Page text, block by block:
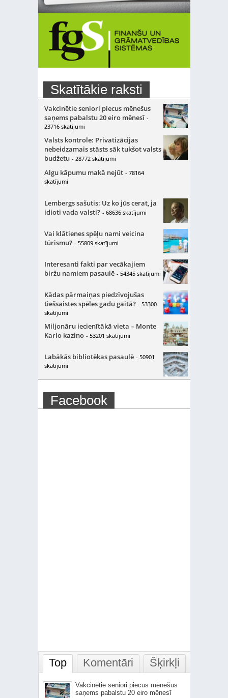
Skatītākie raksti
Vakcinētie seniori piecus mēnešus
saņems pabalstu 20 eiro mēnesī -
23716 skatījumi
Valsts kontrole: Privatizācijas
nebeidzamais stāsts sāk tukšot valsts
budžetu - 28772 skatījumi
Algu kāpumu makā nejūt - 78164
skatījumi
Lembergs sašutis: Uz ko jūs cerat, ja
idioti vada valsti? - 68636 skatījumi
Vai klātienes spēļu nami veicina
tūrismu? - 55809 skatījumi
Interesanti fakti par vecākajiem
biržu namiem pasaulē - 54345 skatījumi
Kādas pārmaiņas piedzīvojušas
tiešsaistes spēles gadu gaitā? - 53300
skatījumi
Miljonāru iecienītākā vieta – Monte
Karlo kazino - 53201 skatījumi
Labākās bibliotēkas pasaulē - 50901
skatījumi
Facebook
Top Komentāri Šķirkļi
Vakcinētie seniori piecus mēnešus
saņems pabalstu 20 eiro mēnesī